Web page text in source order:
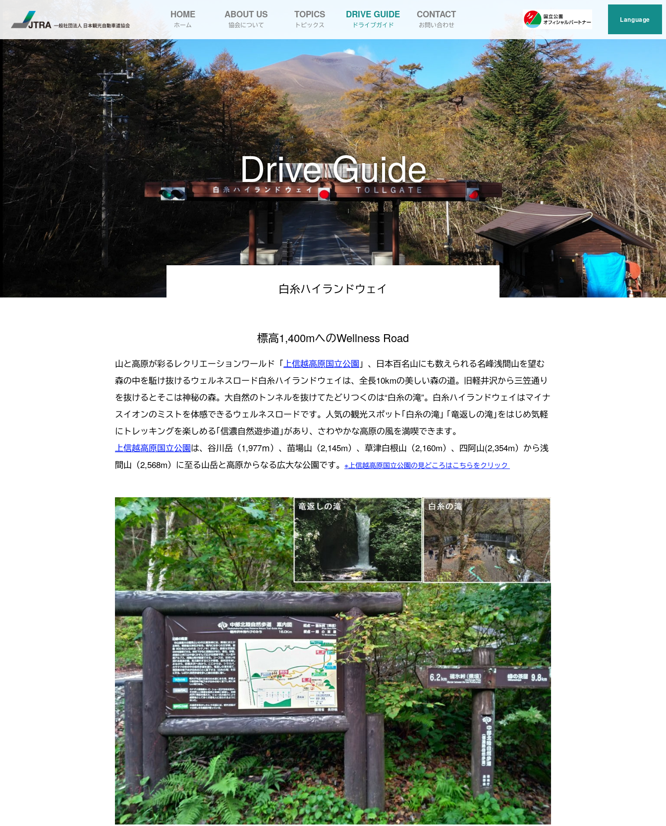
HOME
ホーム
ABOUT US
協会について
TOPICS
トピックス
DRIVE GUIDE
ドライブガイド
CONTACT
お問い合わせ
Language
Drive Guide
白糸ハイランドウェイ
標高1,400mへのWellness Road
山と高原が彩るレクリエーションワールド「上信越高原国立公園 」、日本百名山にも数えられる名峰浅間山を望む
森の中を駈け抜けるウェルネスロード白糸ハイランドウェイは、全長10kmの美しい森の道。旧軽井沢から三笠通り
を抜けるとそこは神秘の森。大自然のトンネルを抜けてたどりつくのは“白糸の滝”。白糸ハイランドウェイはマイナ
スイオンのミストを体感できるウェルネスロードです。人気の観光スポット｢白糸の滝｣ ｢竜返しの滝｣をはじめ気軽
にトレッキングを楽しめる｢信濃自然遊歩道｣があり、さわやかな高原の風を満喫できます。
上信越高原国立公園は、谷川岳（1,977ｍ）、苗場山（2,145m）、草津白根山（2,160m）、四阿山(2,354m）から浅
間山（2,568m）に至る山岳と高原からなる広大な公園です。 ※上信越高原国立公園の見どころはこちらをクリック